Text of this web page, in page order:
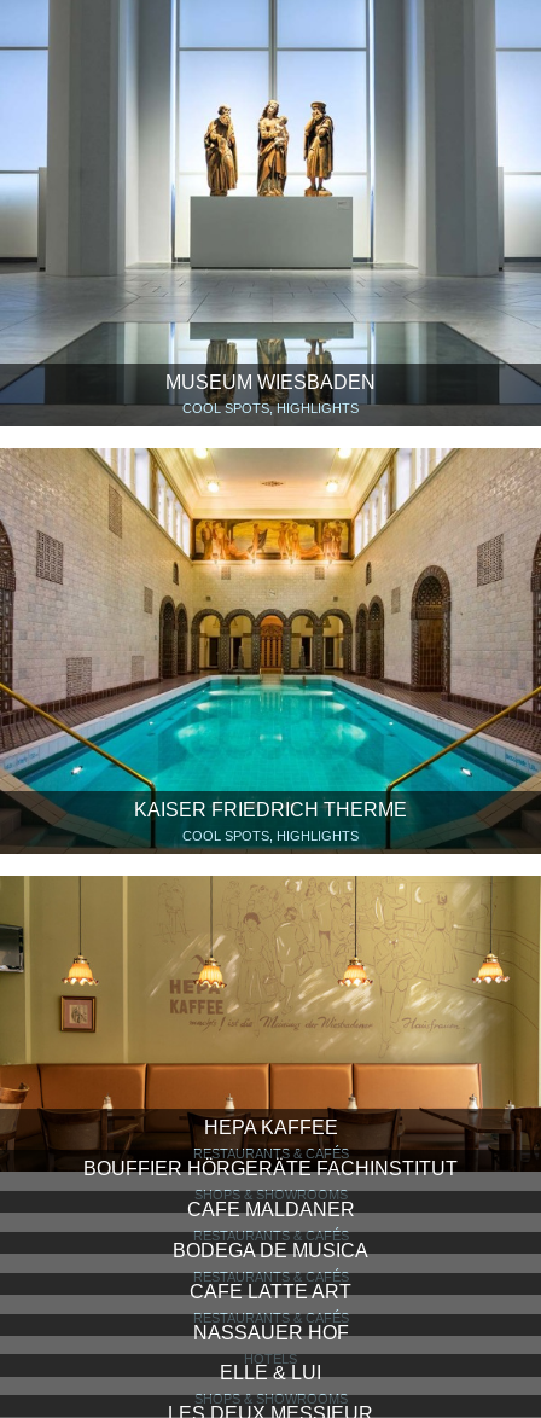
MUSEUM WIESBADEN
COOL SPOTS, HIGHLIGHTS
KAISER FRIEDRICH THERME
COOL SPOTS, HIGHLIGHTS
HEPA KAFFEE
RESTAURANTS & CAFÉS